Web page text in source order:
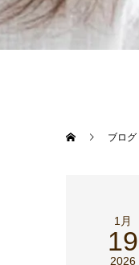
ブログ
1月
19
2026